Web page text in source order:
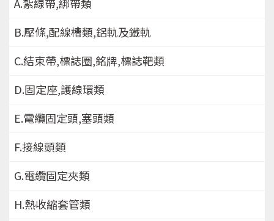
A.紮線帶,綁帶類
B.壓條,配線槽類,鋁軌及鐵軌
C.結束帶,標誌圈,銘牌,標誌靶類
D.固定座,護線環類
E.電纜固定頭,塞頭類
F.接線頭類
G.電纜固定夾類
H.熱收縮套管類